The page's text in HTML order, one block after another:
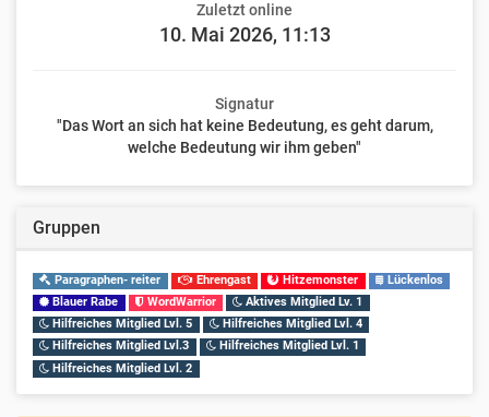
Zuletzt online
10. Mai 2026, 11:13
Signatur
"Das Wort an sich hat keine Bedeutung, es geht darum,
welche Bedeutung wir ihm geben"
Gruppen
Paragraphen- reiter Ehrengast Hitzemonster
Lückenlos
Blauer Rabe
WordWarrior
Aktives Mitglied Lv. 1
Hilfreiches Mitglied Lvl. 5
Hilfreiches Mitglied Lvl. 4
Hilfreiches Mitglied Lvl.3
Hilfreiches Mitglied Lvl. 1
Hilfreiches Mitglied Lvl. 2